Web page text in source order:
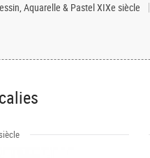
Aquarelle & Pastel XIXe siècle